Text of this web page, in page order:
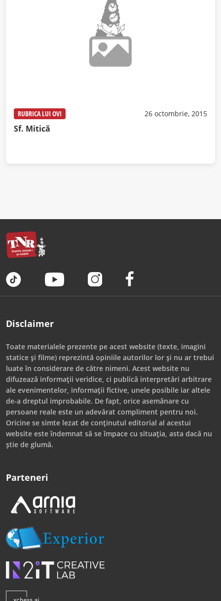
RUBRICA LUI OVI 26 octombrie, 2015
Sf. Mitică
Disclaimer
Toate materialele prezente pe acest website (texte, imagini
statice și filme) reprezintă opiniile autorilor lor și nu ar trebui
luate în considerare de către nimeni. Acest website nu
difuzează informații veridice, ci publică interpretări arbitrare
ale evenimentelor, informații fictive, unele posibile iar altele
de-a dreptul improbabile. De fapt, orice asemănare cu
persoane reale este un adevărat compliment pentru noi.
Oricine se simte lezat de conținutul editorial al acestui
website este îndemnat să se împace cu situația, asta dacă nu
știe de glumă.
Parteneri